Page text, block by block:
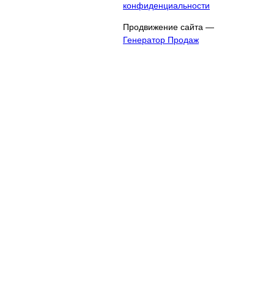
конфиденциальности
Продвижение сайта —
Генератор Продаж